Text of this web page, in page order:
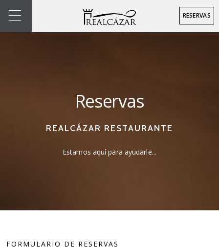
RESERVAS
Reservas
REALCÁZAR RESTAURANTE
Estamos aquí para ayudarle...
FORMULARIO DE RESERVAS